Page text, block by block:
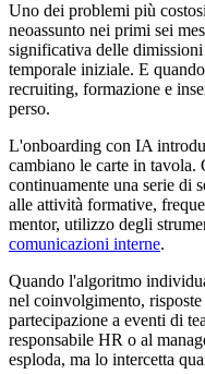
Uno dei problemi più
neoassunto nei primi sei
significativa delle
temporale iniziale. E
recruiting, formazione e
perso.
L'onboarding con IA
cambiano le carte in tavola.
continuamente una serie di
alle attività formative,
mentor, utilizzo degli
comunicazioni interne.
Quando l'algoritmo
nel coinvolgimento,
partecipazione a eventi di
responsabile HR o al
esploda, ma lo intercetta